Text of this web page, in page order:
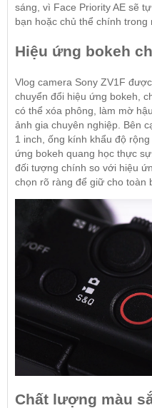
sáng, vì Face Priority AE sẽ
bạn hoặc chủ thể chính trong
Hiệu ứng bokeh
Vlog camera Sony ZV1F
chuyển đổi hiệu ứng bokeh,
có thể xóa phông, làm mờ
ảnh gia chuyên nghiệp. Bên
1 inch, ống kính khẩu độ
ứng bokeh quang học thực
đối tượng chính so với hiệu
chọn rõ ràng để giữ cho
Chất lượng màu